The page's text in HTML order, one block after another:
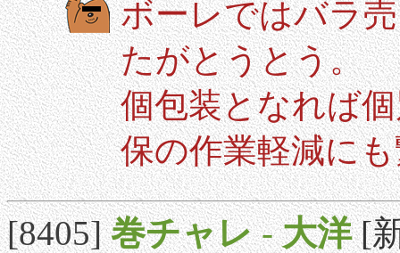
ボーレではバラ
たがとうとう。
個包装となれば
保の作業軽減に
[8405]巻チャレ-大洋 [